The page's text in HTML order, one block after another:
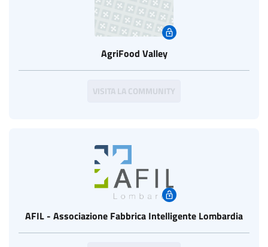
AgriFood Valley
VISITA LA COMMUNITY
AFIL - Associazione Fabbrica Intelligente Lombardia